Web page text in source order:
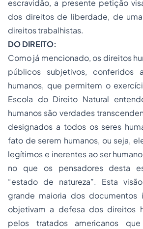
escravidão, a presente petição
dos direitos de liberdade, de
direitos trabalhistas.
DO DIREITO:
Como já mencionado, os direitos
públicos subjetivos, conferidos
humanos, que permitem o
Escola do Direito Natural
humanos são verdades
designados a todos os seres
fato de serem humanos, ou seja,
legítimos e inerentes ao ser
no que os pensadores desta
“estado de natureza”. Esta
grande maioria dos documentos
objetivam a defesa dos direitos
pelos tratados americanos